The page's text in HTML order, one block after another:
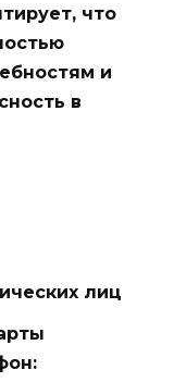
что
и
в
лиц